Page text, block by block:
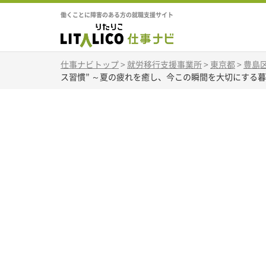
働くことに障害のある方の就職支援サイト
仕事ナビトップ> 就労移行支援事業所> 東京都> 豊島
ス習慣” ～夏の疲れを癒し、今この瞬間を大切にする